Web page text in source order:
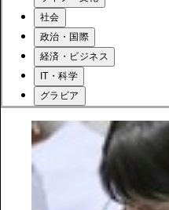
社会
政治・国際
経済・ビジネス
IT・科学
グラビア